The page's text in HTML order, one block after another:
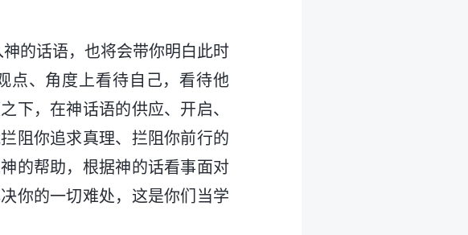
的话语，也将会带你明白此时
点、角度上看待自己，看待他
下，在神话语的供应、开启、
阻你追求真理、拦阻你前行的
的帮助，根据神的话看事面对
你的一切难处，这是你们当学